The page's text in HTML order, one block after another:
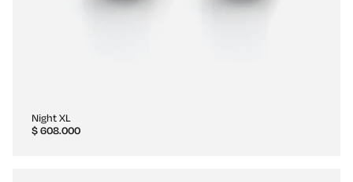
Night XL
$608.000